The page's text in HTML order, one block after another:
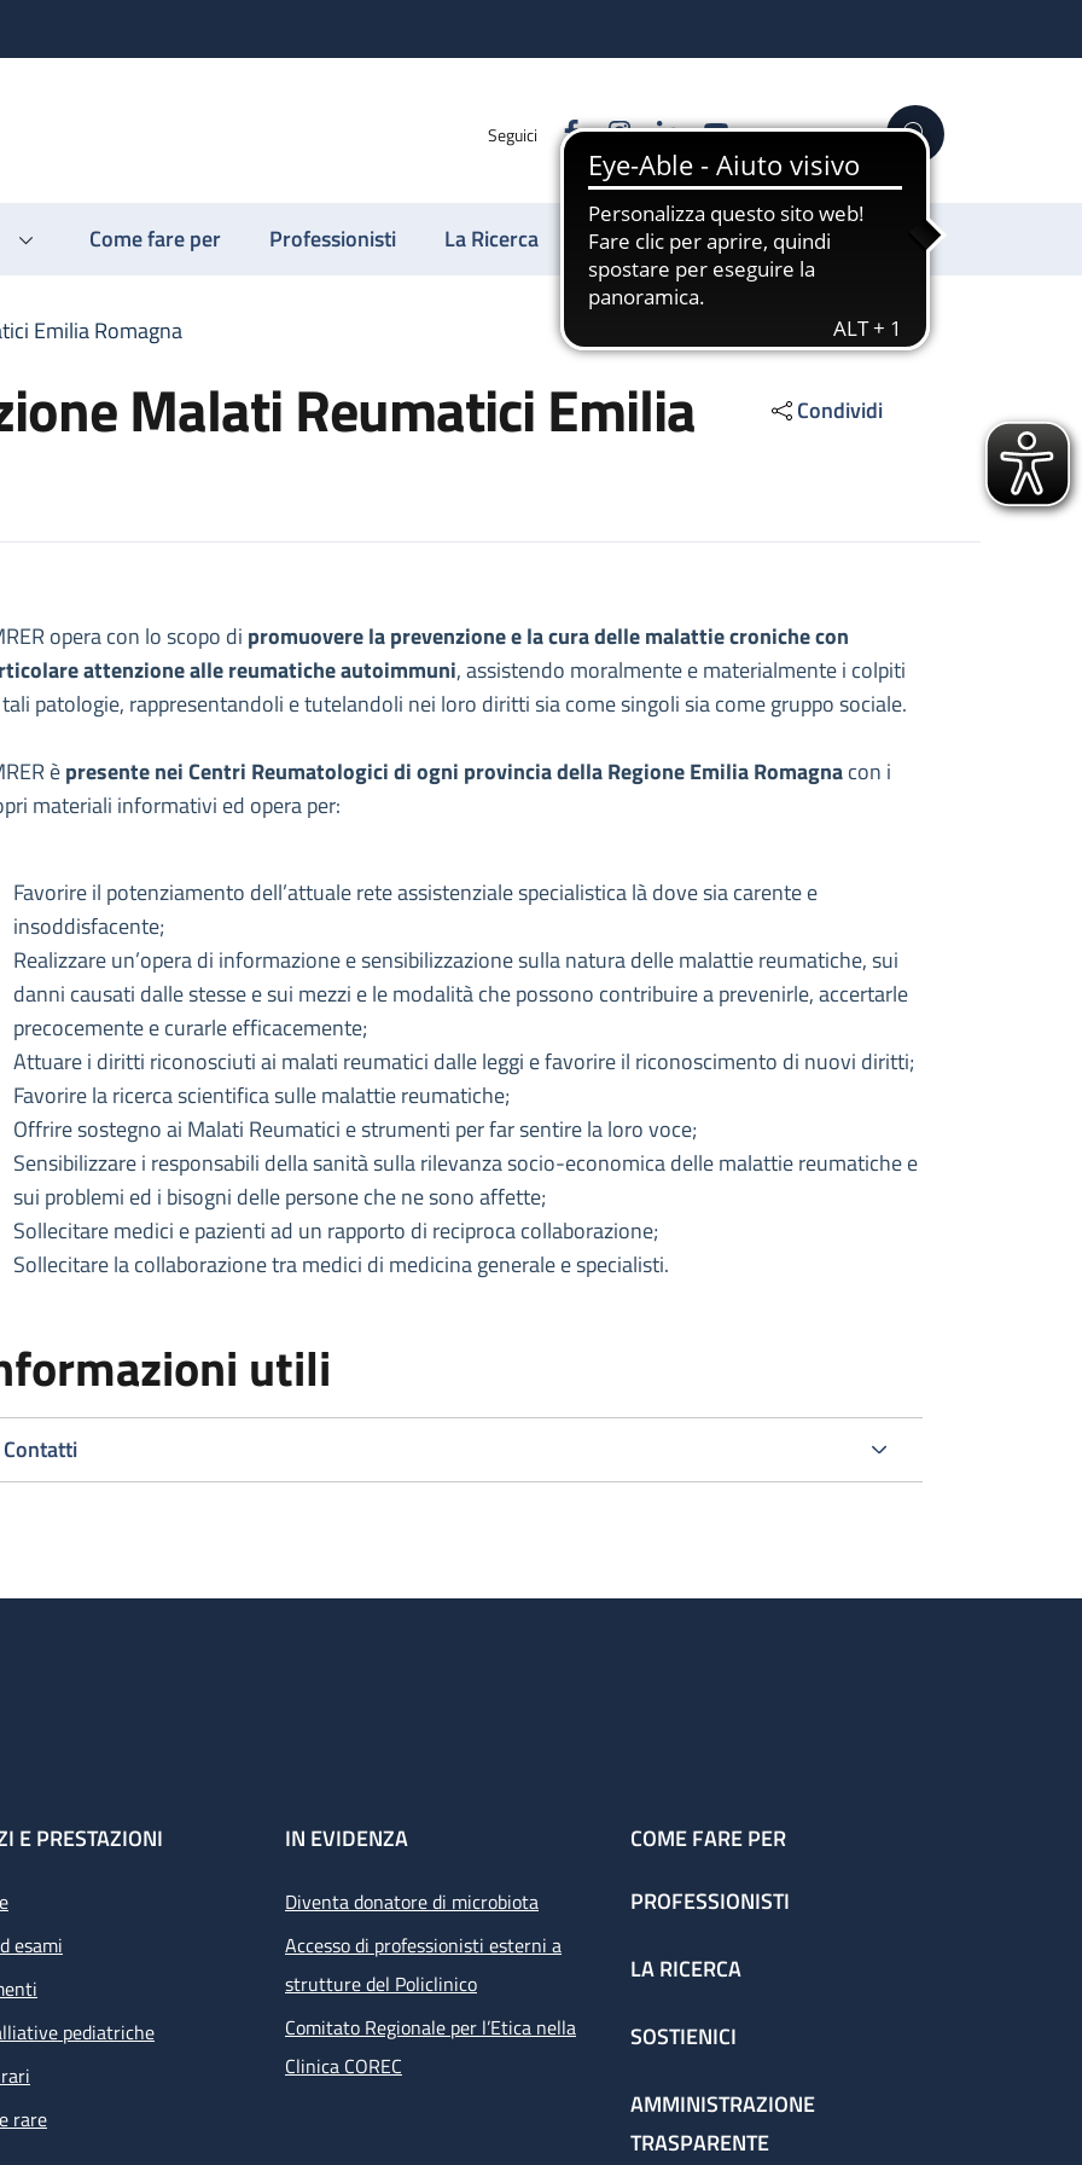
Seguici FacebookInstagram
LinkedinYouTube Cerca
Come fare per Professionisti La Ricerca Sostienici
Emilia Romagna
Malati Reumatici Emilia Condividi
Reumatici Emilia Romagna
Malati Reumatici Emilia Romagna
opera con lo scopo di promuovere la prevenzione e la cura delle malattie croniche con
attenzione alle reumatiche autoimmuni, assistendo moralmente e materialmente i colpiti
patologie, rappresentandoli e tutelandoli nei loro diritti sia come singoli sia come gruppo sociale.
èpresente nei Centri Reumatologici di ogni provincia della Regione Emilia Romagnacon i
materiali informativi ed opera per:
Favorire il potenziamento dell’attuale rete assistenziale specialistica là dove sia carente e
insoddisfacente;
Realizzare un’opera di informazione e sensibilizzazione sulla natura delle malattie reumatiche, sui
danni causati dalle stesse e sui mezzi e le modalità che possono contribuire a prevenirle, accertarle
precocemente e curarle efficacemente;
Attuare i diritti riconosciuti ai malati reumatici dalle leggi e favorire il riconoscimento di nuovi diritti;
Favorire la ricerca scientifica sulle malattie reumatiche;
Offrire sostegno ai Malati Reumatici e strumenti per far sentire la loro voce;
Sensibilizzare i responsabili della sanità sulla rilevanza socio-economica delle malattie reumatiche e
sui problemi ed i bisogni delle persone che ne sono affette;
Sollecitare medici e pazienti ad un rapporto di reciproca collaborazione;
Sollecitare la collaborazione tra medici di medicina generale e specialisti.
utili
Contatti
E PRESTAZIONI
esami
pediatriche
rare
IN EVIDENZA
Diventa donatore di microbiota
Accesso di professionisti esterni a
strutture del Policlinico
Comitato Regionale per l’Etica nella
Clinica COREC
COME FARE PER
PROFESSIONISTI
LA RICERCA
SOSTIENICI
AMMINISTRAZIONE
TRASPARENTE